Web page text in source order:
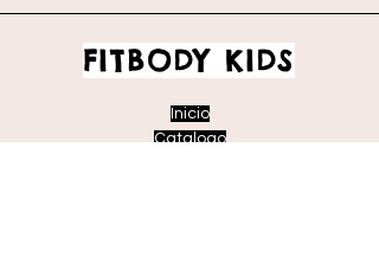
FITBODY KIDS
Inicio
Catalogo